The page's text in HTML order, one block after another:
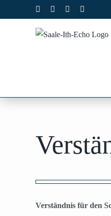
Inhalt
Facebook Instagram
grösseres
Verständnis für den